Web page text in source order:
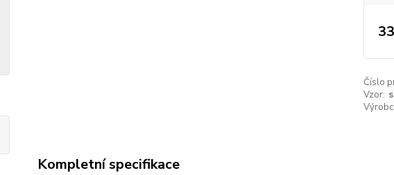
Číslo
Vzor:
Kompletní specifikace